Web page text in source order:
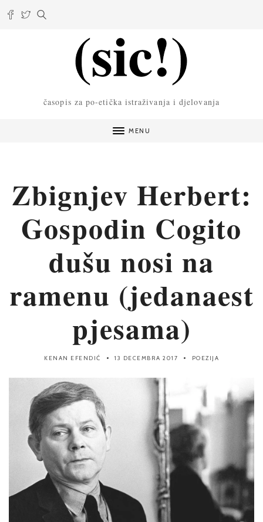
časopis za po-etička istraživanja i djelovanja
MENU
Zbignjev Herbert:
Gospodin Cogito
dušu nosi na
ramenu (jedanaest
pjesama)
KENAN EFENDIĆ 13 DECEMBRA 2017 POEZIJA